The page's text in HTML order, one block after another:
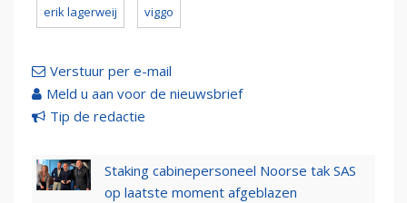
erik lagerweij viggo
Verstuur per e-mail
Meld u aan voor de nieuwsbrief
Tip de redactie
Staking cabinepersoneel Noorse tak SAS
op laatste moment afgeblazen